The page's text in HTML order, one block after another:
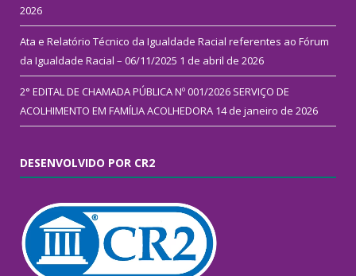
2026
Ata e Relatório Técnico da Igualdade Racial referentes ao Fórum
da Igualdade Racial – 06/11/2025 1 de abril de 2026
2° EDITAL DE CHAMADA PÚBLICA Nº 001/2026 SERVIÇO DE
ACOLHIMENTO EM FAMÍLIA ACOLHEDORA 14 de janeiro de 2026
DESENVOLVIDO POR CR2